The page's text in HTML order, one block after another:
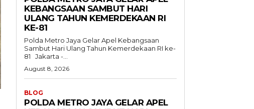
KEBANGSAAN SAMBUT HARI
ULANG TAHUN KEMERDEKAAN RI
KE-81
Polda Metro Jaya Gelar Apel Kebangsaan
Sambut Hari Ulang Tahun Kemerdekaan RI ke-
81 Jakarta -...
August 8, 2026
BLOG
POLDA METRO JAYA GELAR APEL